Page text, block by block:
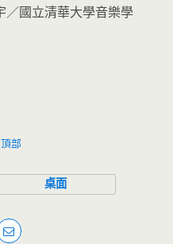
國立清華大學音樂學
部
桌面